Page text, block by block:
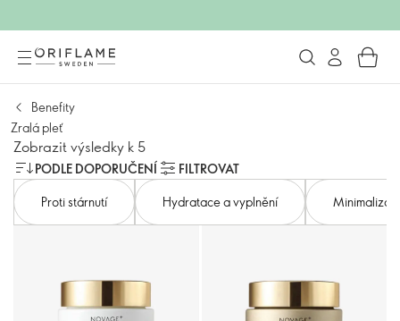
Benefity
Zralá pleť
Zobrazit výsledky k 5
PODLE DOPORUČENÍ
FILTROVAT
Proti stárnutí
Hydratace a vyplnění